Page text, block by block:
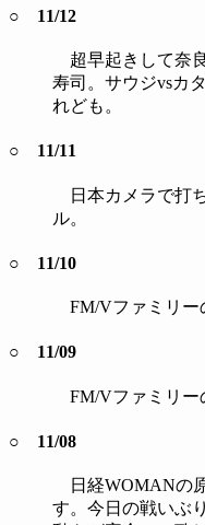
○ 11/12
超早起きして奈
寿司。サウジvsカ
れども。
○ 11/11
日本カメラで打
ル。
○ 11/10
FM/Vファミリー
○ 11/09
FM/Vファミリー
○ 11/08
日経WOMANの
す。今日の戦いぶ